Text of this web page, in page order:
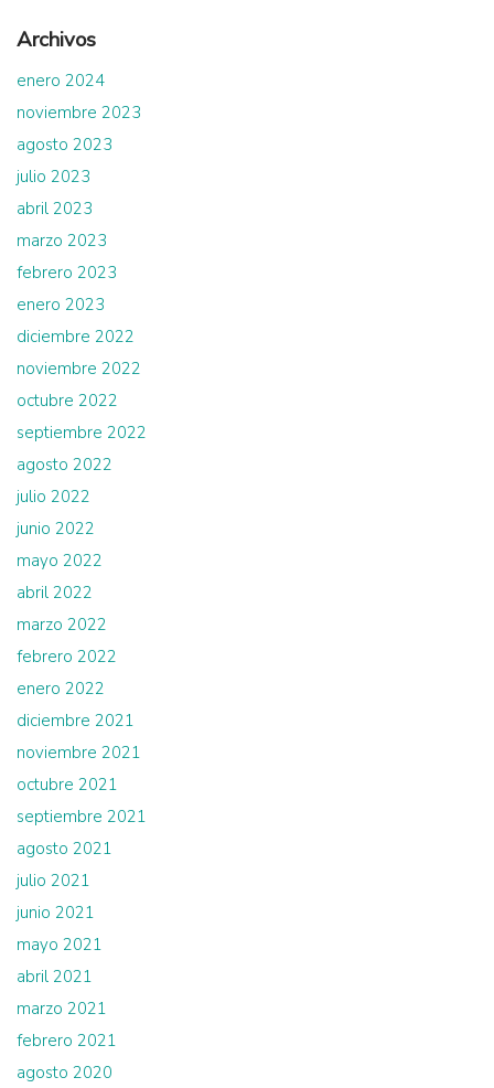
Archivos
enero 2024
noviembre 2023
agosto 2023
julio 2023
abril 2023
marzo 2023
febrero 2023
enero 2023
diciembre 2022
noviembre 2022
octubre 2022
septiembre 2022
agosto 2022
julio 2022
junio 2022
mayo 2022
abril 2022
marzo 2022
febrero 2022
enero 2022
diciembre 2021
noviembre 2021
octubre 2021
septiembre 2021
agosto 2021
julio 2021
junio 2021
mayo 2021
abril 2021
marzo 2021
febrero 2021
agosto 2020